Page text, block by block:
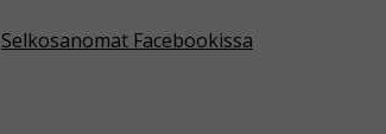
Selkosanomat Facebookissa